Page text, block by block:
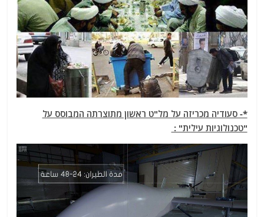
*- סעודיה מכריזה על מל"ט ראשון מתוצרתה המבוסס על
"טכנולוגיות עילית" :